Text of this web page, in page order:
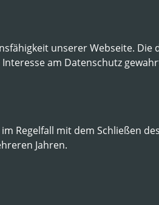
unserer Webseite.
am Datenschutz
Regelfall mit dem Schließen
Jahren.